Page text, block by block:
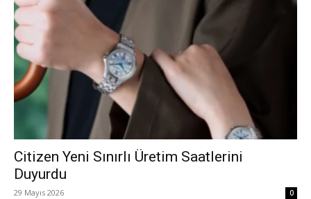
Citizen Yeni Sınırlı Üretim Saatlerini
Duyurdu
29 Mayıs 2026 0